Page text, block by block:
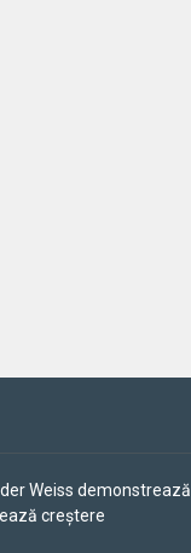
Weiss demonstrează
creștere